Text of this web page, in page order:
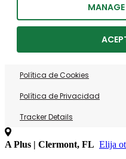
MANAGE
Política de Cookies
Política de Privacidad
Tracker Details
A Plus | Clermont, FL Elija